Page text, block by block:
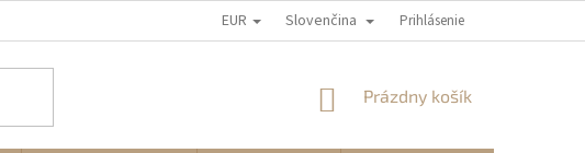
EUR Slovenčina Prihlásenie
NÁKUPNÝ
Prázdny košík